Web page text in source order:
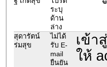
ระบุ
ด้าน
ล่าง
สุดารัตน์
ร่มสุข
ไม่ได้
รับ E-
mail
ยืนยัน
เข้า
ให้